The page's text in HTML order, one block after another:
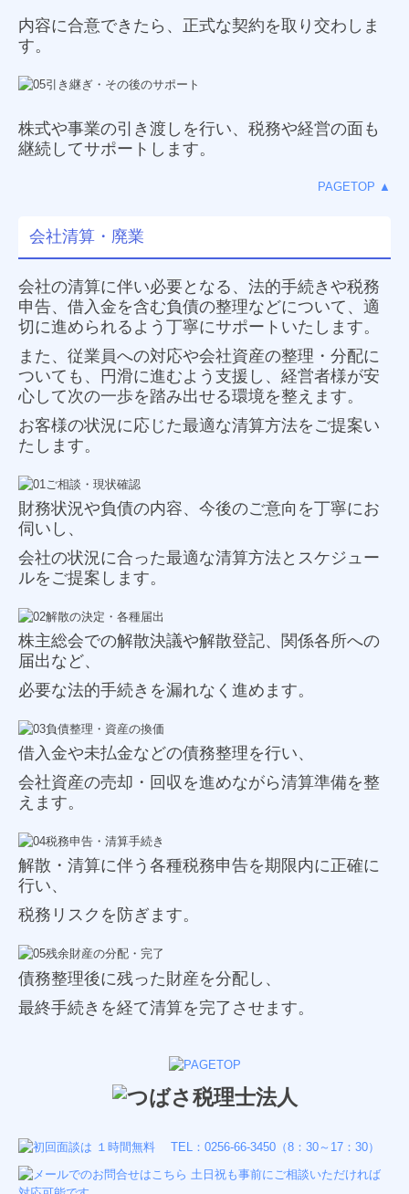
内容に合意できたら、正式な契約を取り交わしま
す。
株式や事業の引き渡しを行い、税務や経営の面も
継続してサポートします。
PAGETOP ▲
会社清算・廃業
会社の清算に伴い必要となる、法的手続きや税務
申告、借入金を含む負債の整理などについて、適
切に進められるよう丁寧にサポートいたします。
また、従業員への対応や会社資産の整理・分配に
ついても、円滑に進むよう支援し、経営者様が安
心して次の一歩を踏み出せる環境を整えます。
お客様の状況に応じた最適な清算方法をご提案い
たします。
財務状況や負債の内容、今後のご意向を丁寧にお
伺いし、
会社の状況に合った最適な清算方法とスケジュー
ルをご提案します。
株主総会での解散決議や解散登記、関係各所への
届出など、
必要な法的手続きを漏れなく進めます。
借入金や未払金などの債務整理を行い、
会社資産の売却・回収を進めながら清算準備を整
えます。
解散・清算に伴う各種税務申告を期限内に正確に
行い、
税務リスクを防ぎます。
債務整理後に残った財産を分配し、
最終手続きを経て清算を完了させます。